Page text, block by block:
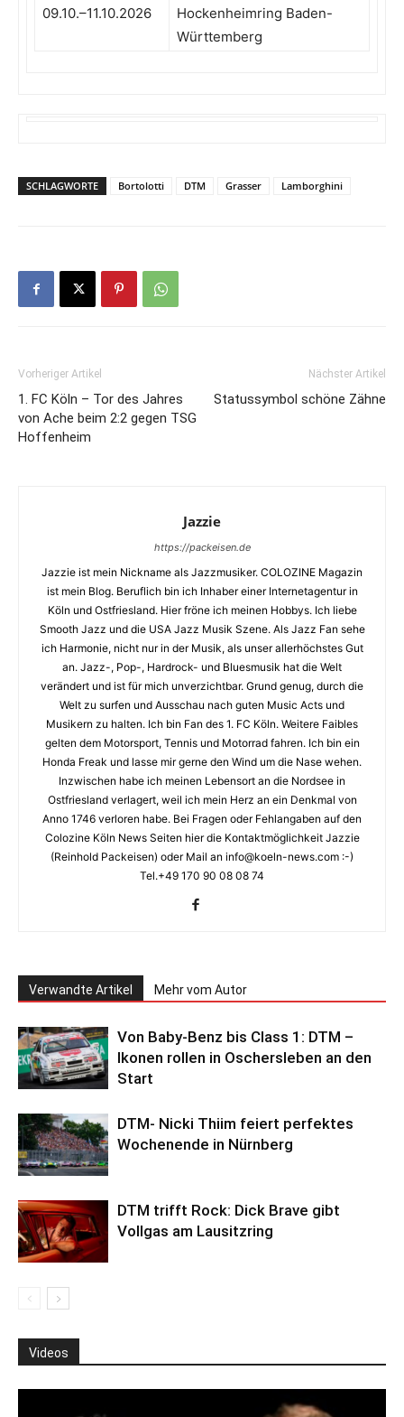
09.10.–11.10.2026
Hockenheimring Baden-
Württemberg
SCHLAGWORTE Bortolotti DTM Grasser Lamborghini
Vorheriger Artikel
1. FC Köln – Tor des Jahres
von Ache beim 2:2 gegen TSG
Hoffenheim
Nächster Artikel
Statussymbol schöne Zähne
Jazzie
https://packeisen.de
Jazzie ist mein Nickname als Jazzmusiker. COLOZINE Magazin
ist mein Blog. Beruflich bin ich Inhaber einer Internetagentur in
Köln und Ostfriesland. Hier fröne ich meinen Hobbys. Ich liebe
Smooth Jazz und die USA Jazz Musik Szene. Als Jazz Fan sehe
ich Harmonie, nicht nur in der Musik, als unser allerhöchstes Gut
an. Jazz-, Pop-, Hardrock- und Bluesmusik hat die Welt
verändert und ist für mich unverzichtbar. Grund genug, durch die
Welt zu surfen und Ausschau nach guten Music Acts und
Musikern zu halten. Ich bin Fan des 1. FC Köln. Weitere Faibles
gelten dem Motorsport, Tennis und Motorrad fahren. Ich bin ein
Honda Freak und lasse mir gerne den Wind um die Nase wehen.
Inzwischen habe ich meinen Lebensort an die Nordsee in
Ostfriesland verlagert, weil ich mein Herz an ein Denkmal von
Anno 1746 verloren habe. Bei Fragen oder Fehlangaben auf den
Colozine Köln News Seiten hier die Kontaktmöglichkeit Jazzie
(Reinhold Packeisen) oder Mail an info@koeln-news.com :-)
Tel.+49 170 90 08 08 74
Verwandte Artikel Mehr vom Autor
Von Baby-Benz bis Class 1: DTM –
Ikonen rollen in Oschersleben an den
Start
DTM- Nicki Thiim feiert perfektes
Wochenende in Nürnberg
DTM trifft Rock: Dick Brave gibt
Vollgas am Lausitzring
Videos